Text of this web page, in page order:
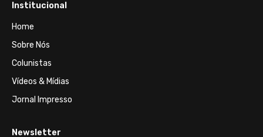
Institucional
Home
Sobre Nós
Colunistas
Vídeos & Mídias
Jornal Impresso
Newsletter